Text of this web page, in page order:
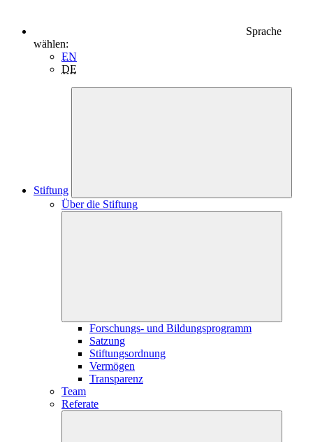
Sprache
wählen:
EN
DE
Stiftung
Über die Stiftung
Forschungs- und Bildungsprogramm
Satzung
Stiftungsordnung
Vermögen
Transparenz
Team
Referate